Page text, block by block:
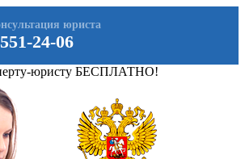
24-06
юриста
юристу БЕСПЛАТНО!